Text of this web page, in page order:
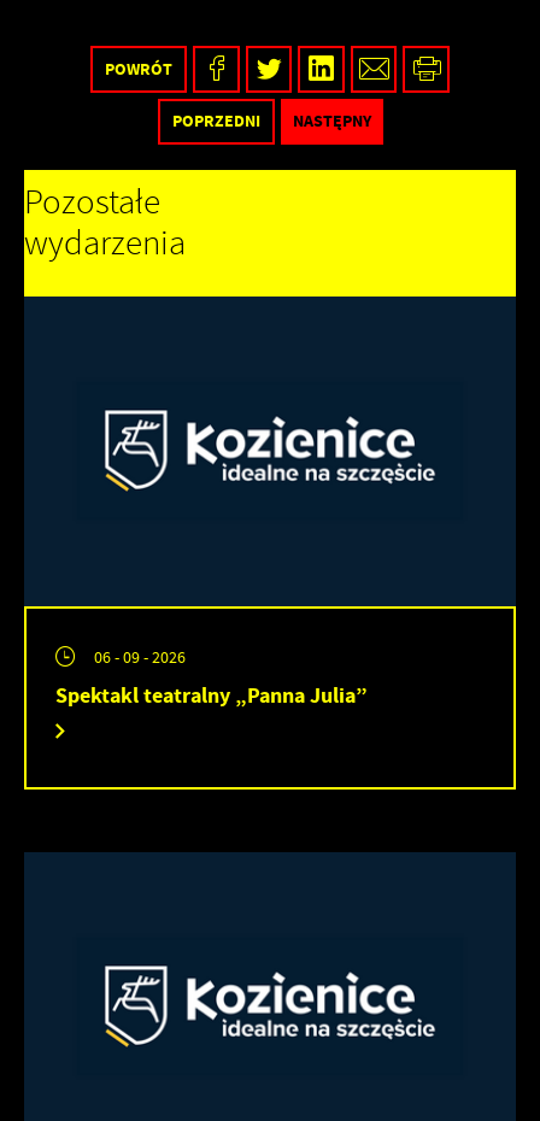
POWRÓT
POPRZEDNI NASTĘPNY
Pozostałe
wydarzenia
06 - 09 - 2026
Spektakl teatralny „Panna Julia”